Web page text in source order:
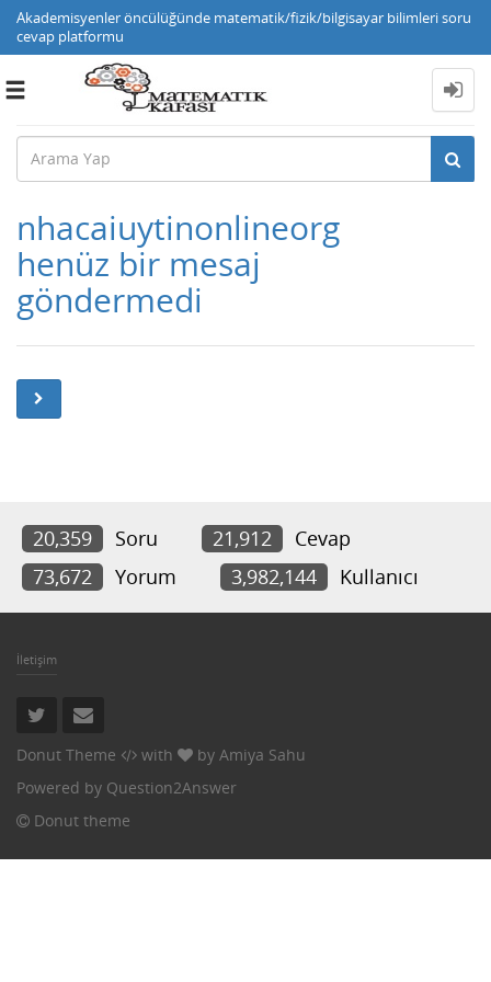
Akademisyenler öncülüğünde matematik/fizik/bilgisayar bilimleri soru
cevap platformu
Toggle
nhacaiuytinonlineorg
henüz bir mesaj
göndermedi
20,359 Soru 21,912
Cevap
73,672
Yorum 3,982,144 Kullanıcı
İletişim
Donut Theme with by Amiya Sahu
Powered by Question2Answer
Donut theme